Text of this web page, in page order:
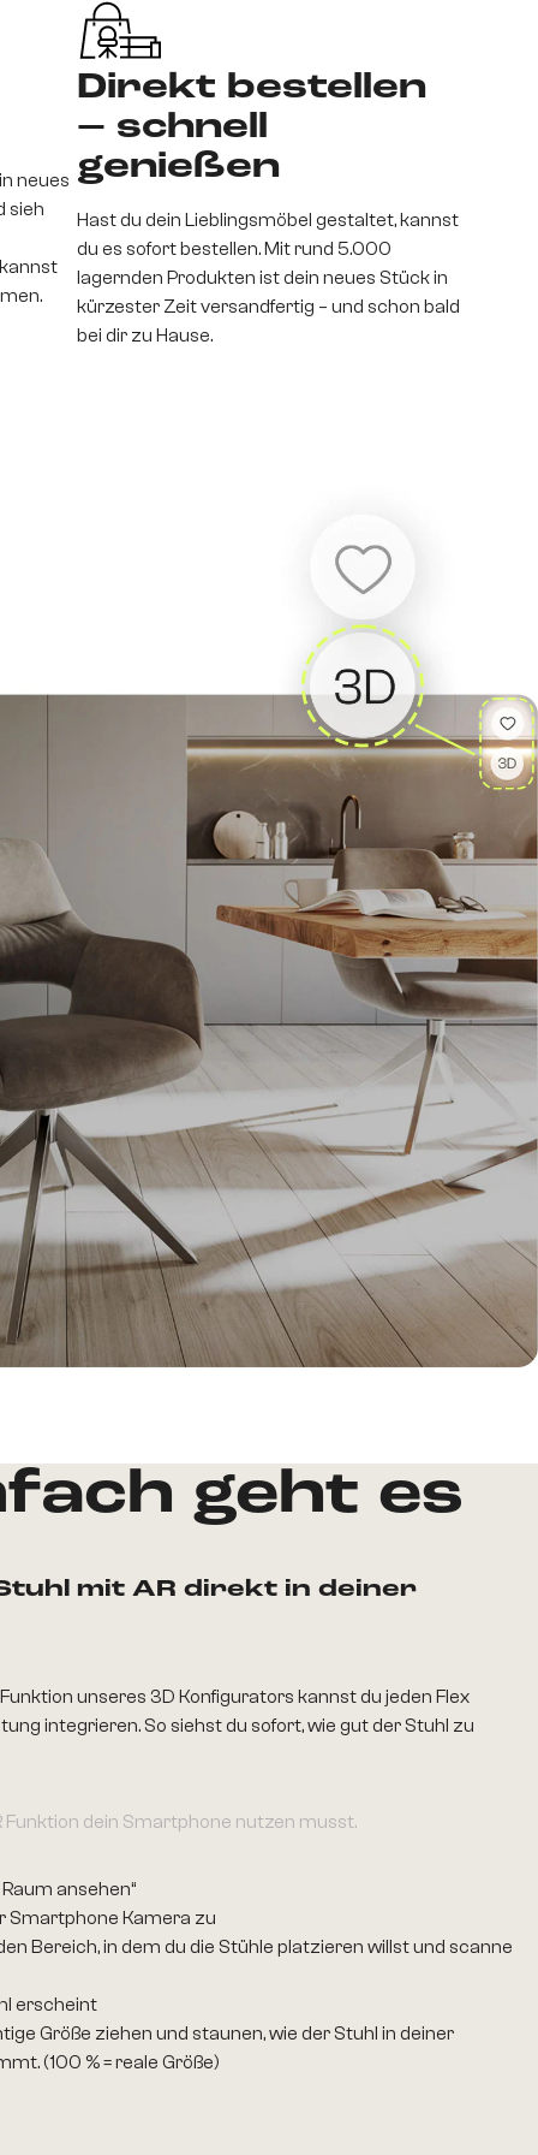
neues
sieh
Direkt bestellen
– schnell
genießen
Hast du dein Lieblingsmöbel gestaltet, kannst
du es sofort bestellen. Mit rund 5.000
lagernden Produkten ist dein neues Stück in
kürzester Zeit versandfertig – und schon bald
bei dir zu Hause.
geht es
mit AR direkt in deiner
unseres 3D Konfigurators kannst du jeden Flex
integrieren. So siehst du sofort, wie gut der Stuhl zu
Funktion dein Smartphone nutzen musst.
ansehen“
Smartphone Kamera zu
Bereich, in dem du die Stühle platzieren willst und scanne
erscheint
Größe ziehen und staunen, wie der Stuhl in deiner
(100 % = reale Größe)